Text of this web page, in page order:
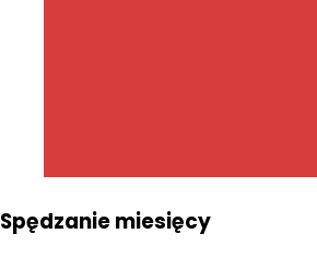
Spędzanie miesięcy